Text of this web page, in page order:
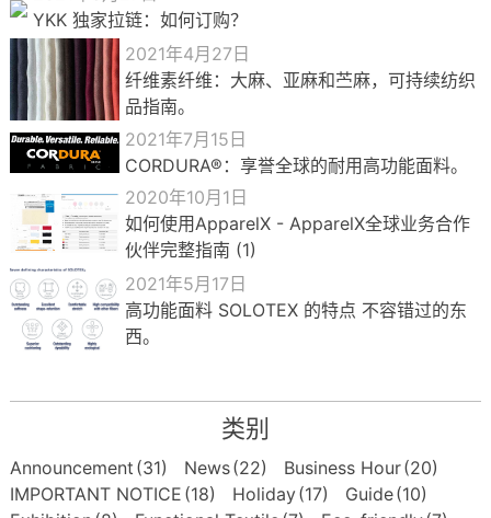
YKK 独家拉链：如何订购？
2021年4月27日
纤维素纤维：大麻、亚麻和苎麻，可持续纺织
品指南。
2021年7月15日
CORDURA®：享誉全球的耐用高功能面料。
2020年10月1日
如何使用ApparelX - ApparelX全球业务合作
伙伴完整指南 (1)
2021年5月17日
高功能面料 SOLOTEX 的特点 不容错过的东
西。
类别
Announcement (31) News(22) Business Hour(20)
IMPORTANT NOTICE (18) Holiday(17) Guide(10)